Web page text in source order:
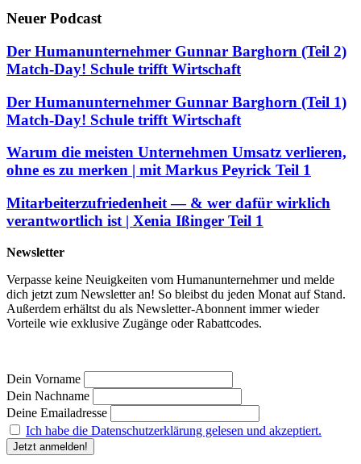
Neuer Podcast
Der Humanunternehmer Gunnar Barghorn (Teil 2)
Match-Day! Schule trifft Wirtschaft
Der Humanunternehmer Gunnar Barghorn (Teil 1)
Match-Day! Schule trifft Wirtschaft
Warum die meisten Unternehmen Umsatz verlieren,
ohne es zu merken | mit Markus Peyrick Teil 1
Mitarbeiterzufriedenheit — & wer dafür wirklich
verantwortlich ist | Xenia Ißinger Teil 1
Newsletter
Verpasse keine Neuigkeiten vom Humanunternehmer und melde
dich jetzt zum Newsletter an! So bleibst du jeden Monat auf Stand.
Außerdem erhältst du als Newsletter-Abonnent immer wieder
Vorteile wie exklusive Zugänge oder Rabattcodes.
Dein Vorname
Dein Nachname
Deine Emailadresse
Ich habe die Datenschutzerklärung gelesen und akzeptiert.